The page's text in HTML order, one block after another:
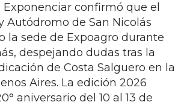
Exponenciar confirmó que el
Autódromo de San Nicolás
la sede de Expoagro durante
despejando dudas tras la
de Costa Salguero en la
Aires. La edición 2026
aniversario del 10 al 13 de